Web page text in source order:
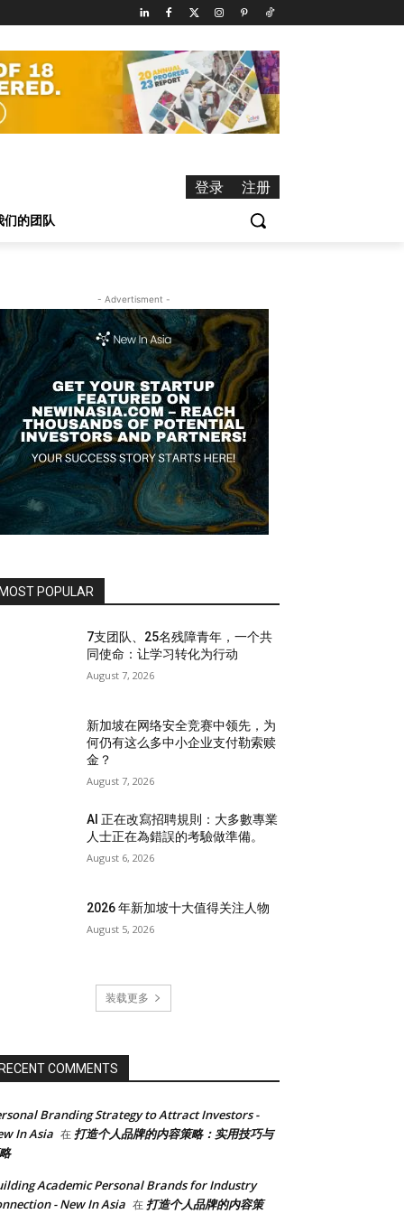
登录
注册
们的团队
- Advertisment -
MOST POPULAR
7支团队、25名残障青年，一个共
同使命：让学习转化为行动
August 7, 2026
新加坡在网络安全竞赛中领先，为
何仍有这么多中小企业支付勒索赎
金？
August 7, 2026
AI 正在改寫招聘規則：大多數專業
人士正在為錯誤的考驗做準備。
August 6, 2026
2026 年新加坡十大值得关注人物
August 5, 2026
装载更多
COMMENTS
Branding Strategy to Attract Investors -
In Asia 在 打造个人品牌的内容策略：实用技巧与
Academic Personal Brands for Industry
- New In Asia 在 打造个人品牌的内容策